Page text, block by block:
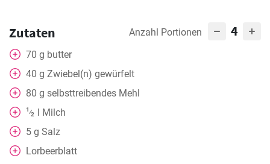
Zutaten Anzahl Portionen 4
70 g butter
40 g Zwiebel(n) gewürfelt
80 g selbsttreibendes Mehl
1⁄2 l Milch
5 g Salz
Lorbeerblatt